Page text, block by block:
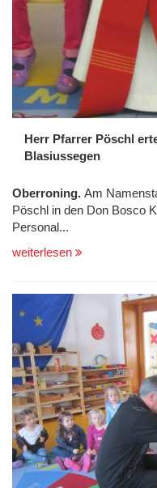
Herr Pfarrer Pöschl
Blasiussegen
Oberroning. Am
Pöschl in den Don Bosco
Personal...
weiterlesen